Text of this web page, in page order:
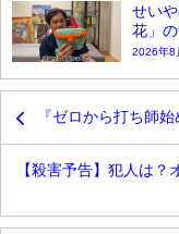
せい
花」
2026年8
『ゼロから打ち師
【殺害予告】犯人は？